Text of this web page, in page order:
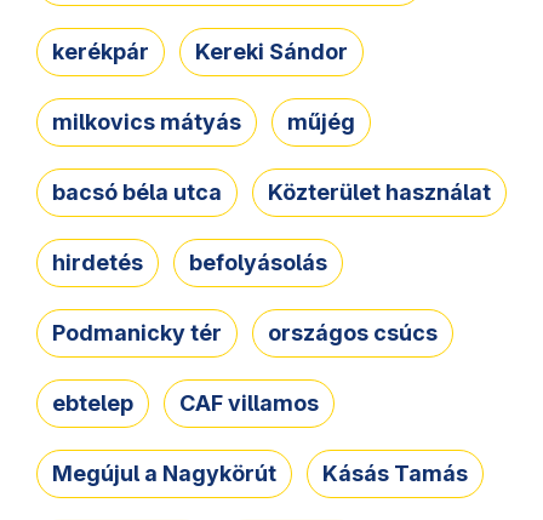
kerékpár Kereki Sándor
milkovics mátyás műjég
bacsó béla utca Közterület használat
hirdetés befolyásolás
Podmanicky tér országos csúcs
ebtelep CAF villamos
Megújul a Nagykörút Kásás Tamás